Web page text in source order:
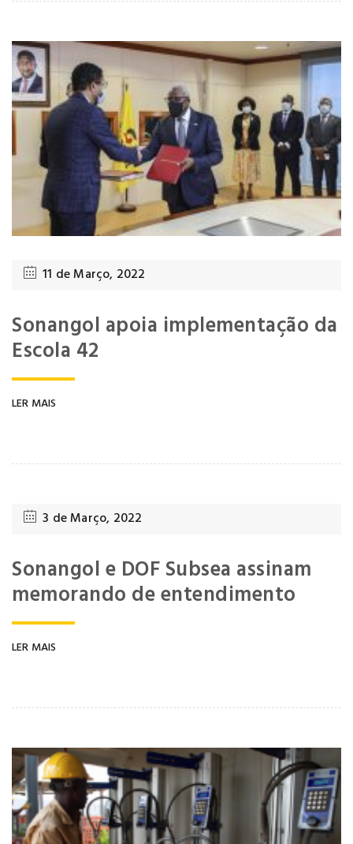
11 de Março, 2022
Sonangol apoia implementação da
Escola 42
LER MAIS
3 de Março, 2022
Sonangol e DOF Subsea assinam
memorando de entendimento
LER MAIS